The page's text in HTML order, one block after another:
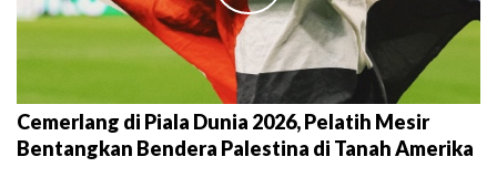
Cemerlang di Piala Dunia 2026, Pelatih Mesir
Bentangkan Bendera Palestina di Tanah Amerika